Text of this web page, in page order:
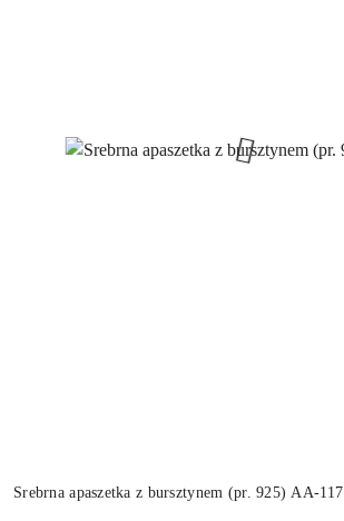
Srebrna apaszetka z bursztynem (pr. 925) AA-117